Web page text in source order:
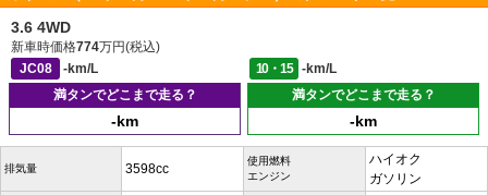
3.6 4WD
新車時価格774万円(税込)
JC08
-km/L 10・15
-km/L
満タンでどこまで走る？
-km
満タンでどこまで走る？
-km
排気量 3598cc
使用燃料
エンジン
ハイオク
ガソリン